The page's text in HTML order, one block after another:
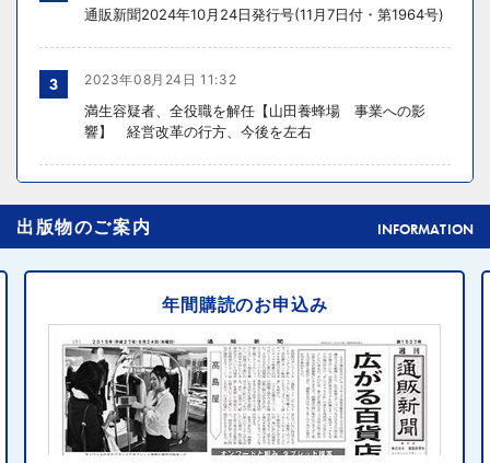
通販新聞2024年10月24日発行号(11月7日付・第1964号)
3 2023年08月24日 11:32
満生容疑者、全役職を解任【山田養蜂場 事業への影
響】 経営改革の行方、今後を左右
4
元ディノスの石川森生氏、ECのプロフェッショナルらの
共助型ネットワーク組織立ち上げ
2024年10月31日 14:10
消費者庁、美容液通販に特定商取引法違反で9カ月の業務
停止命令
2024年10月31日 14:32
出版物のご案内 INFORMATION
年間購読のお申込み